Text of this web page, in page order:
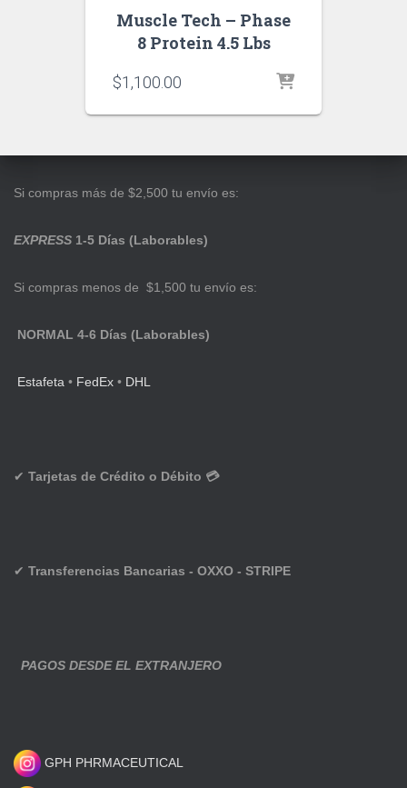
Muscle Tech – Phase
8 Protein 4.5 Lbs
$1,100.00
Si compras más de $2,500 tu envío es:
EXPRESS 1-5 Días (Laborables)
Si compras menos de $1,500 tu envío es:
NORMAL 4-6 Días (Laborables)
Estafeta • FedEx • DHL
✔ Tarjetas de Crédito o Débito 💳
✔ Transferencias Bancarias - OXXO - STRIPE
PAGOS DESDE EL EXTRANJERO
GPH PHRMACEUTICAL